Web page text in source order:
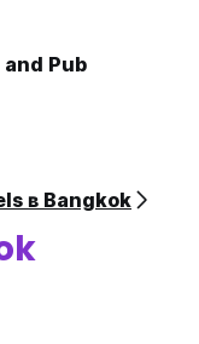
and Pub
в Bangkok